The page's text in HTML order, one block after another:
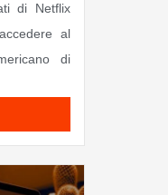
di Netflix
al
di